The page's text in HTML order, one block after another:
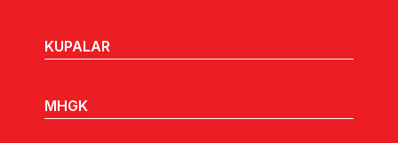
KUPALAR
MHGK